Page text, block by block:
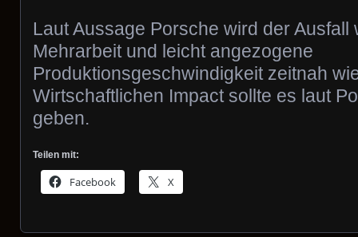
Laut Aussage Porsche wird der Ausfall
Mehrarbeit und leicht angezogene
Produktionsgeschwindigkeit zeitnah
Wirtschaftlichen Impact sollte es laut
geben.
Teilen mit:
Facebook X